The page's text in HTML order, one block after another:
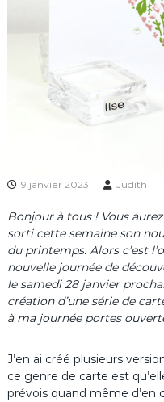
9 janvier 2023 Judith
Bonjour à tous ! Vous
sorti cette semaine son
du printemps. Alors c’est
nouvelle journée de
le samedi 28 janvier
création d’une série de
à ma journée portes
J’en ai créé plusieurs
ce genre de carte est
prévois quand même d’en